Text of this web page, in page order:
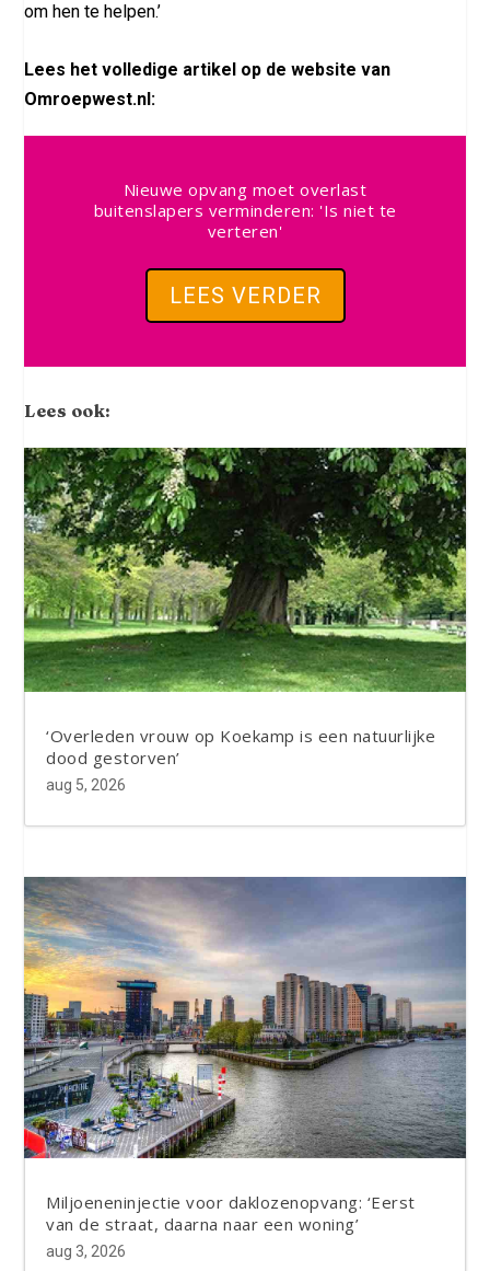
om hen te helpen.’
Lees het volledige artikel op de website van
Omroepwest.nl:
Nieuwe opvang moet overlast
buitenslapers verminderen: 'Is niet te
verteren'
LEES VERDER
Lees ook:
‘Overleden vrouw op Koekamp is een natuurlijke
dood gestorven’
aug 5, 2026
Miljoeneninjectie voor daklozenopvang: ‘Eerst
van de straat, daarna naar een woning’
aug 3, 2026